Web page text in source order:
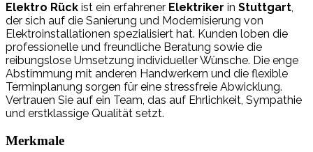
Elektro Rück ist ein erfahrener Elektriker in Stuttgart,
der sich auf die Sanierung und Modernisierung von
Elektroinstallationen spezialisiert hat. Kunden loben die
professionelle und freundliche Beratung sowie die
reibungslose Umsetzung individueller Wünsche. Die enge
Abstimmung mit anderen Handwerkern und die flexible
Terminplanung sorgen für eine stressfreie Abwicklung.
Vertrauen Sie auf ein Team, das auf Ehrlichkeit, Sympathie
und erstklassige Qualität setzt.
Merkmale